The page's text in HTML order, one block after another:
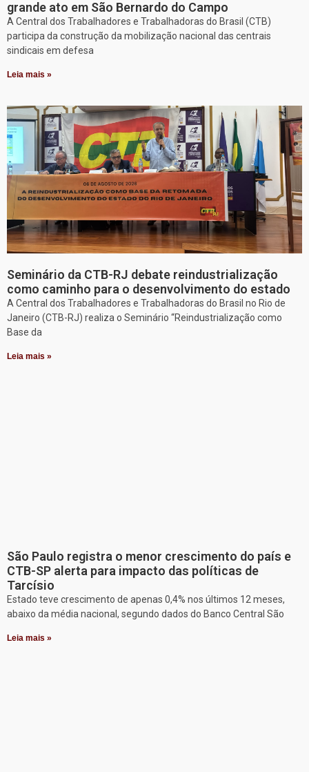
grande ato em São Bernardo do Campo
A Central dos Trabalhadores e Trabalhadoras do Brasil (CTB)
participa da construção da mobilização nacional das centrais
sindicais em defesa
Leia mais »
Seminário da CTB-RJ debate reindustrialização
como caminho para o desenvolvimento do estado
A Central dos Trabalhadores e Trabalhadoras do Brasil no Rio de
Janeiro (CTB-RJ) realiza o Seminário “Reindustrialização como
Base da
Leia mais »
São Paulo registra o menor crescimento do país e
CTB-SP alerta para impacto das políticas de
Tarcísio
Estado teve crescimento de apenas 0,4% nos últimos 12 meses,
abaixo da média nacional, segundo dados do Banco Central São
Leia mais »